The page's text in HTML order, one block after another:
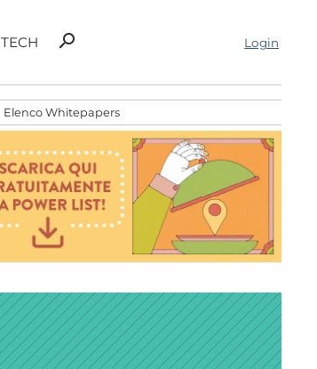
TECH
Ricerca
search Login
Elenco Whitepapers